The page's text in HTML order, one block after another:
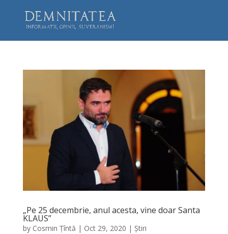
„Pe 25 decembrie, anul acesta, vine doar Santa
KLAUS”
by Cosmin Țîntă | Oct 29, 2020 | Știri